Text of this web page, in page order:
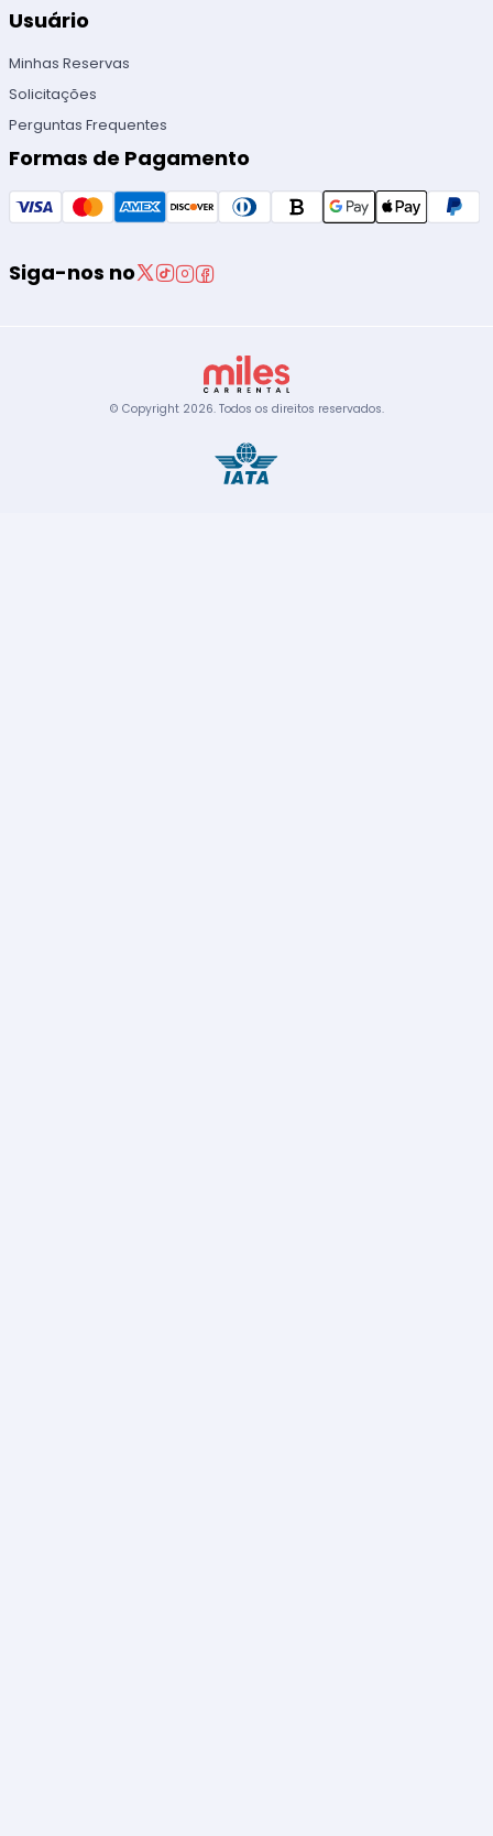
Usuário
Minhas Reservas
Solicitações
Perguntas Frequentes
Formas de Pagamento
Siga-nos no
© Copyright 2026. Todos os direitos reservados.